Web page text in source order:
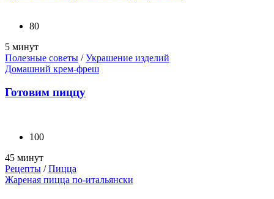
80
5 минут
Полезные советы /Украшение изделий
Домашний крем-фреш
Готовим пиццу
100
45 минут
Рецепты /Пицца
Жареная пицца по-итальянски